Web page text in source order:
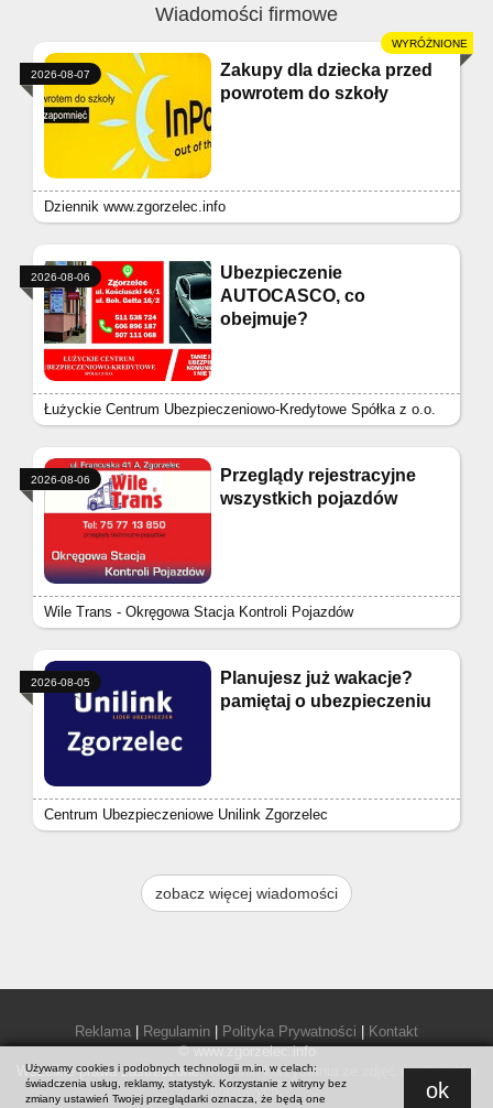
ok
Używamy cookies i podobnych technologii m.in. w celach:
świadczenia usług, reklamy, statystyk. Korzystanie z witryny bez
zmiany ustawień Twojej przeglądarki oznacza, że będą one
Wiadomości firmowe
Zakupy dla dziecka przed
powrotem do szkoły
Dziennik www.zgorzelec.info
2026-08-07
Ubezpieczenie
AUTOCASCO, co
obejmuje?
Łużyckie Centrum Ubezpieczeniowo-Kredytowe Spółka z o.o.
2026-08-06
Przeglądy rejestracyjne
wszystkich pojazdów
Wile Trans - Okręgowa Stacja Kontroli Pojazdów
2026-08-06
Planujesz już wakacje?
pamiętaj o ubezpieczeniu
Centrum Ubezpieczeniowe Unilink Zgorzelec
2026-08-05
zobacz więcej wiadomości
Reklama Regulamin Polityka Prywatności
Kontakt
© www.zgorzelec.info
Wszelkie prawa zastrzeżone.Warunki korzystania ze zdjęć i materiałów
prasowych .